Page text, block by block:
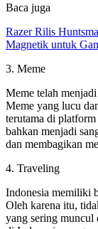
Baca juga
Razer Rilis
Magnetik untuk
3. Meme
Meme telah
Meme yang lucu
terutama di
bahkan menjadi
dan membagikan
4. Traveling
Indonesia memiliki
Oleh karena itu,
yang sering muncul